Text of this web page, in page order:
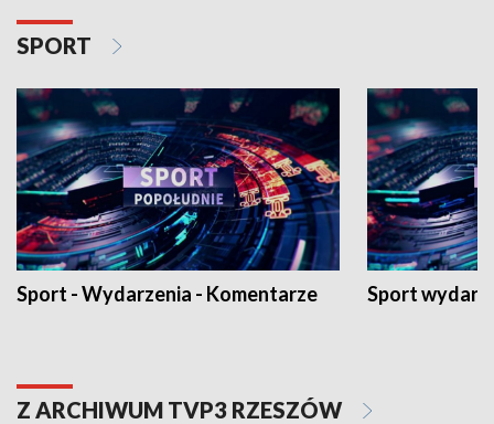
SPORT
Sport - Wydarzenia - Komentarze Sport
Z ARCHIWUM TVP3 RZESZÓW